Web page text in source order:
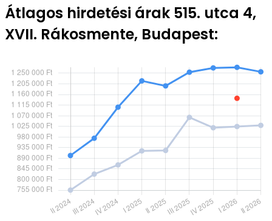
Átlagos hirdetési árak 515. utca 4,
XVII. Rákosmente, Budapest: